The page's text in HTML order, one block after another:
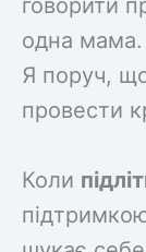
говорити
одна
Я поруч,
провести
Коли